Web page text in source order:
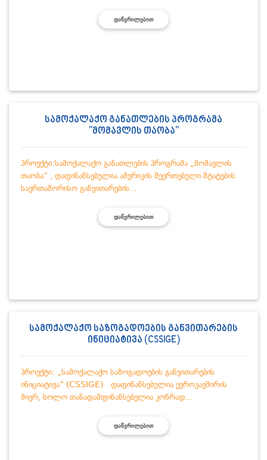
ᲓᲐᲬᲕᲠᲘᲚᲔᲑᲘᲗ
სამოქალაქო განათლების პროგრამა
"მომავლის თაობა"
პროექტი:სამოქალაქო განათლების პროგრამა „მომავლის
თაობა“ , დაფინანსებულია ამერიკის შეერთებული შტატების
საერთაშორისო განვითარების...
ᲓᲐᲬᲕᲠᲘᲚᲔᲑᲘᲗ
სამოქალაქო საზოგადოების განვითარების
ინიციატივა (CSSIGE)
პროექტი: „სამოქალაქო საზოგადოების განვითარების
ინიციატივა“ (CSSIGE) დაფინანსებულია ევროკავშირის
მიერ, ხოლო თანადამფინანსებელია კონრად...
ᲓᲐᲬᲕᲠᲘᲚᲔᲑᲘᲗ